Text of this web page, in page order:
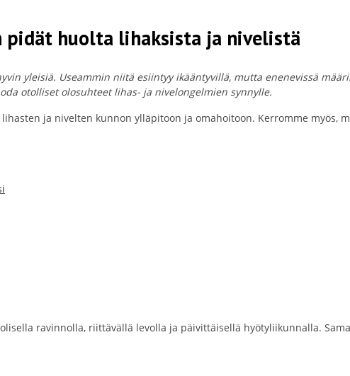
pidät huolta lihaksista ja nivelistä
yleisiä. Useammin niitä esiintyy ikääntyvillä, mutta enenevissä
otolliset olosuhteet lihas- ja nivelongelmien synnylle.
ja nivelten kunnon ylläpitoon ja omahoitoon. Kerromme myös,
ravinnolla, riittävällä levolla ja päivittäisellä hyötyliikunnalla.